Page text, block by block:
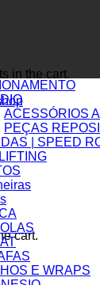
in the cart.
cart.
ACESSÓRIOS
PEÇAS
| SPEED
E WRAPS